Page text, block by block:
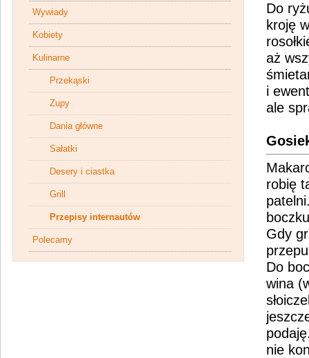
Do
kroję
aż
i
ale
robię
Gdy
Do
wina
nie
Wywiady
Kobiety
Kulinarne
Przekąski
Zupy
Dania główne
Sałatki
Desery i ciastka
Grill
Przepisy internautów
Polecamy